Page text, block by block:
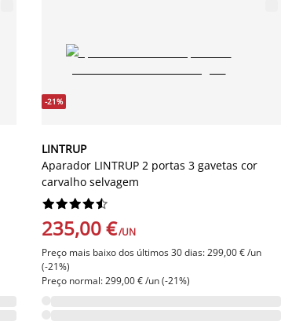
-21%
LINTRUP
Aparador LINTRUP 2 portas 3 gavetas cor
carvalho selvagem






235,00 €/UN
Preço mais baixo dos últimos 30 dias: 299,00 € /un
(-21%)
Preço normal: 299,00 € /un (-21%)